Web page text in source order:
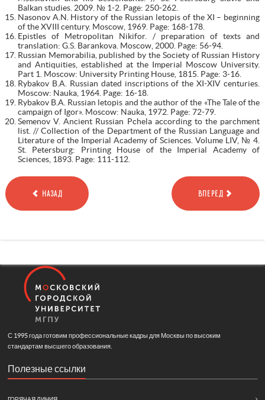
Balkan studies. 2009. № 1-2. Page: 250-262.
Nasonov A.N. History of the Russian letopis of the XI – beginning
of the XVIII century. Moscow, 1969. Page: 168-178.
Epistles of Metropolitan Nikifor. / preparation of texts and
translation: G.S. Barankova. Moscow, 2000. Page: 56-94.
Russian Memorabilia, published by the Society of Russian History
and Antiquities, established at the Imperial Moscow University.
Part 1. Moscow: University Printing House, 1815. Page: 3-16.
Rybakov B.A. Russian dated inscriptions of the XI-XIV centuries.
Moscow: Nauka, 1964. Page: 16-18.
Rybakov B.A. Russian letopis and the author of the «The Tale of the
campaign of Igor». Moscow: Nauka, 1972. Page: 72-79.
Semenov V. Ancient Russian Pchela according to the parchment
list. // Collection of the Department of the Russian Language and
Literature of the Imperial Academy of Sciences. Volume LIV, № 4.
St. Petersburg: Printing House of the Imperial Academy of
Sciences, 1893. Page: 111-112.
НАЗАД ВПЕРЕД
С 1995 года готовим профессиональные кадры для Москвы по высоким
стандартам высшего образования.
Полезные ссылки